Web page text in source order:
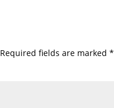
Required fields are marked*